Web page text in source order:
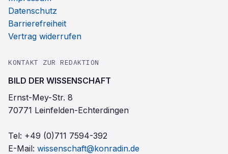
Datenschutz
Barrierefreiheit
Vertrag widerrufen
KONTAKT ZUR REDAKTION
BILD DER WISSENSCHAFT
Ernst-Mey-Str. 8
70771 Leinfelden-Echterdingen
Tel: +49 (0)711 7594-392
E-Mail: wissenschaft@konradin.de